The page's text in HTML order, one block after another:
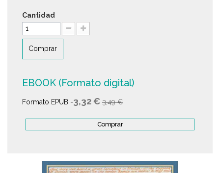
Cantidad
Comprar
EBOOK (Formato digital)
Formato EPUB -3,32 € 3,49 €
Comprar